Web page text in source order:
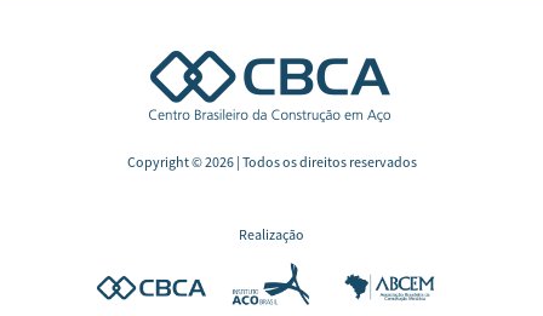
Copyright © 2026 | Todos os direitos reservados
Realização